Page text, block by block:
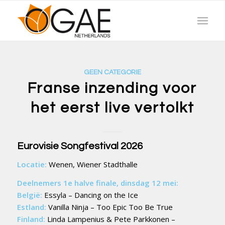
GEEN CATEGORIE
Franse inzending voor
het eerst live vertolkt
Eurovisie Songfestival 2026
Locatie: Wenen, Wiener Stadthalle
Deelnemers 1e halve finale, dinsdag 12 mei:
België: Essyla – Dancing on the Ice
Estland: Vanilla Ninja – Too Epic Too Be True
Finland: Linda Lampenius & Pete Parkkonen –